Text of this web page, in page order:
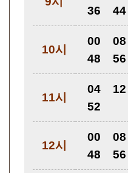
36
44
10시
00 08
48
56
11시
04 12
52
12시
00 08
48
56